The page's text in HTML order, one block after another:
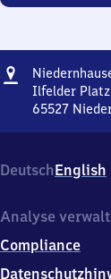
Adresse
Ilfelder
65527
Ilfelder
Platz
6
5
2
DeutschEnglish
Analyse
Compliance